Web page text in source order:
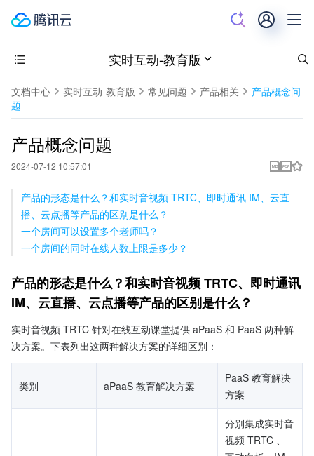
实时互动-教育版
文档中心 实时互动-教育版 常见问题 产品相关
产品概念问
题
产品概念问题
2024-07-12 10:57:01
产品的形态是什么？和实时音视频 TRTC、即时通讯 IM、云直
播、云点播等产品的区别是什么？
一个房间可以设置多个老师吗？
一个房间的同时在线人数上限是多少？
产品的形态是什么？和实时音视频 TRTC、即时通讯
IM、云直播、云点播等产品的区别是什么？
实时音视频 TRTC 针对在线互动课堂提供 aPaaS 和 PaaS 两种解
决方案。下表列出这两种解决方案的详细区别：
类别 aPaaS 教育解决方案
PaaS 教育解决
方案
分别集成实时音
视频 TRTC 、